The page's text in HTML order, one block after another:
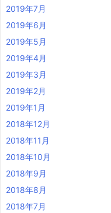
2019年7月
2019年6月
2019年5月
2019年4月
2019年3月
2019年2月
2019年1月
2018年12月
2018年11月
2018年10月
2018年9月
2018年8月
2018年7月